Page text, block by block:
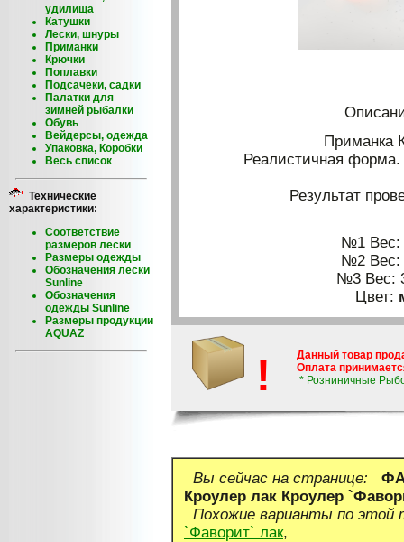
удилища
Катушки
Лески, шнуры
Приманки
Крючки
Поплавки
Подсачеки, садки
Палатки для
зимней рыбалки
Обувь
Вейдерсы, одежда
Упаковка, Коробки
Весь список
Технические
характеристики:
Соответствие
размеров лески
Размеры одежды
Обозначения лески
Sunline
Обозначения
одежды Sunline
Размеры продукции
AQUAZ
Приманка
Реалистичная форма.
Результат
№1 Вес:
№2 Вес:
№3 Вес:
Цвет:
!
Данный товар
Оплата
* Розниничные
Вы сейчас на странице:
Кроулер лак Кроулер
Похожие варианты по
`Фаворит` лак,